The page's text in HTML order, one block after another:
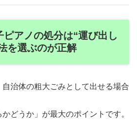
アノの処分は“運び出し
を選ぶのが正解
治体の粗大ごみとして出せる場合
どうか」が最大のポイントです。